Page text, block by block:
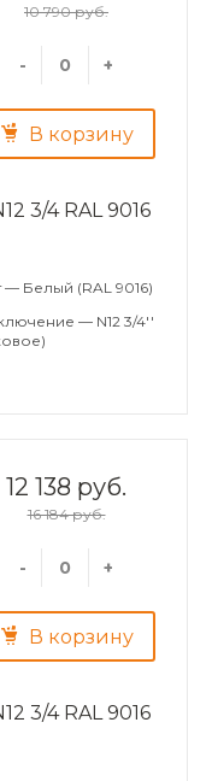
10 790 руб.
- +
В корзину
3/4 RAL 9016
— Белый (RAL 9016)
— N12 3/4''
12 138 руб.
16 184 руб.
- +
В корзину
3/4 RAL 9016